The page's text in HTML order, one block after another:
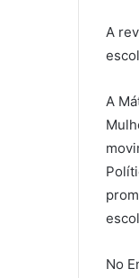
A
A
No